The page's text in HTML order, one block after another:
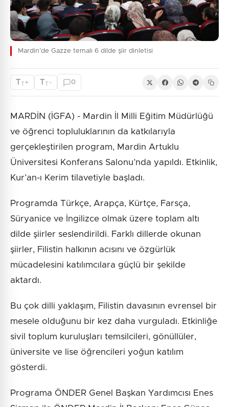
Mardin’de Gazze temalı 6 dilde şiir dinletisi
TT+ TT - 0
MARDİN (İGFA) - Mardin İl Milli Eğitim Müdürlüğü
ve öğrenci topluluklarının da katkılarıyla
gerçekleştirilen program, Mardin Artuklu
Üniversitesi Konferans Salonu’nda yapıldı. Etkinlik,
Kur’an-ı Kerim tilavetiyle başladı.
Programda Türkçe, Arapça, Kürtçe, Farsça,
Süryanice ve İngilizce olmak üzere toplam altı
dilde şiirler seslendirildi. Farklı dillerde okunan
şiirler, Filistin halkının acısını ve özgürlük
mücadelesini katılımcılara güçlü bir şekilde
aktardı.
Bu çok dilli yaklaşım, Filistin davasının evrensel bir
mesele olduğunu bir kez daha vurguladı. Etkinliğe
sivil toplum kuruluşları temsilcileri, gönüllüler,
üniversite ve lise öğrencileri yoğun katılım
gösterdi.
Programa ÖNDER Genel Başkan Yardımcısı Enes